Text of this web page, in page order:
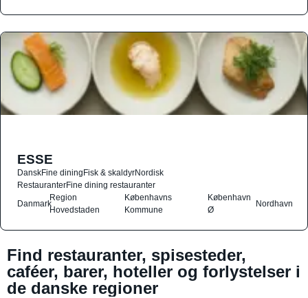
ESSE
DanskFine diningFisk & skaldyrNordisk
RestauranterFine dining restauranter
Danmark
Region
Hovedstaden
Københavns
Kommune
København
Ø
Nordhavn
Find restauranter, spisesteder,
caféer, barer, hoteller og forlystelser i
de danske regioner